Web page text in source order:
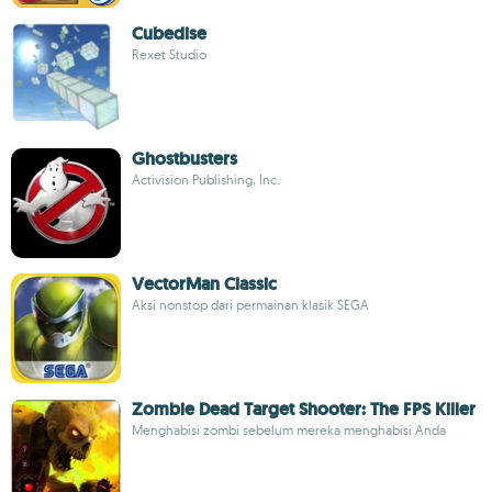
Cubedise
Rexet Studio
Ghostbusters
Activision Publishing, Inc.
VectorMan Classic
Aksi nonstop dari permainan klasik SEGA
Zombie Dead Target Shooter: The FPS Killer
Menghabisi zombi sebelum mereka menghabisi Anda